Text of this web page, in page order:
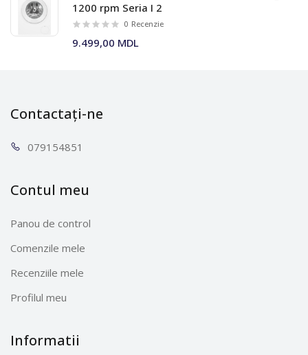
1200 rpm Seria I 2
0 Recenzie
9.499,00 MDL
Contactați-ne
0791 54851
Contul meu
Panou de control
Comenzile mele
Recenziile mele
Profilul meu
Informatii